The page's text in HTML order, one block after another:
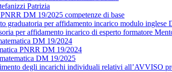
Patrizia
DM 19/2025 competenze di base
graduatoria per affidamento incarico modulo inglese
per affidamento incarico di esperto formatore
DM 19/2024
PNRR DM 19/2024
DM 19/2025
degli incarichi individuali relativi all’AVVISO